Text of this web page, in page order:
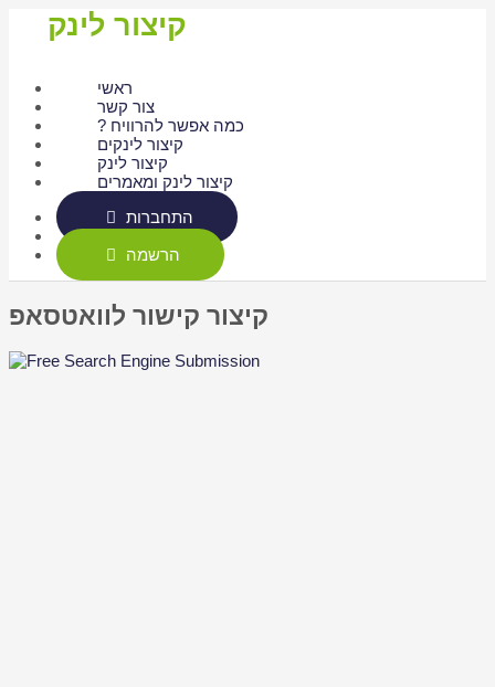
קיצור לינק
ראשי
צור קשר
? כמה אפשר להרוויח
קיצור לינקים
קיצור לינק
קיצור לינק ומאמרים
התחברות
הרשמה
קיצור קישור לוואטסאפ